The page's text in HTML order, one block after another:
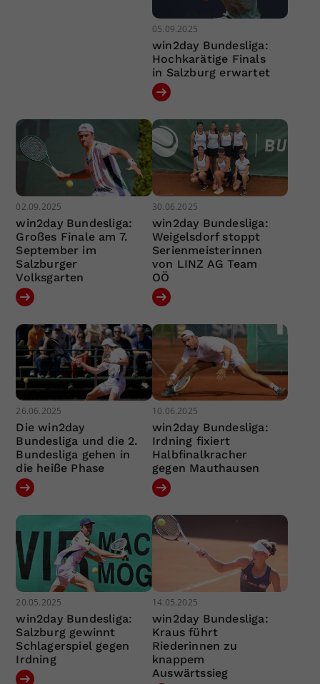
05.09.2025
win2day Bundesliga:
Hochkarätige Finals
in Salzburg erwartet
02.09.2025
win2day Bundesliga:
Großes Finale am 7.
September im
Salzburger
Volksgarten
30.06.2025
win2day Bundesliga:
Weigelsdorf stoppt
Serienmeisterinnen
von LINZ AG Team
OÖ
26.06.2025
Die win2day
Bundesliga und die 2.
Bundesliga gehen in
die heiße Phase
10.06.2025
win2day Bundesliga:
Irdning fixiert
Halbfinalkracher
gegen Mauthausen
20.05.2025
win2day Bundesliga:
Salzburg gewinnt
Schlagerspiel gegen
Irdning
14.05.2025
win2day Bundesliga:
Kraus führt
Riederinnen zu
knappem
Auswärtssieg